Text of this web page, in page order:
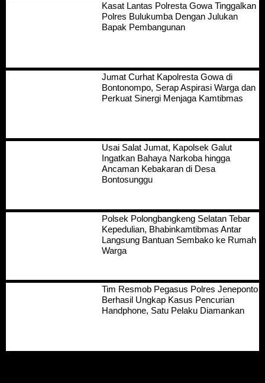
Kasat Lantas Polresta Gowa Tinggalkan
Polres Bulukumba Dengan Julukan
Bapak Pembangunan
Jumat Curhat Kapolresta Gowa di
Bontonompo, Serap Aspirasi Warga dan
Perkuat Sinergi Menjaga Kamtibmas
Usai Salat Jumat, Kapolsek Galut
Ingatkan Bahaya Narkoba hingga
Ancaman Kebakaran di Desa
Bontosunggu
Polsek Polongbangkeng Selatan Tebar
Kepedulian, Bhabinkamtibmas Antar
Langsung Bantuan Sembako ke Rumah
Warga
Tim Resmob Pegasus Polres Jeneponto
Berhasil Ungkap Kasus Pencurian
Handphone, Satu Pelaku Diamankan